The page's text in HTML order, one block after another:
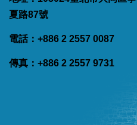
夏路87號
電話：+886 2 2557 0087
傳真：+886 2 2557 9731